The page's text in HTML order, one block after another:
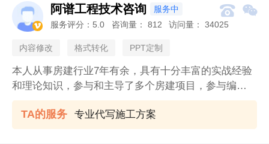

阿谱工程技术咨询 服务中  
服务评分： 5.0 咨询量： 812 访问量： 34025
内容修改 格式转化 PPT定制
本人从事房建行业7年有余，具有十分丰富的实战经验
和理论知识，参与和主导了多个房建项目，参与编制
了多个A类方案，例项目管理策划、施工组织设计、超
危大方案等等。
TA的服务 专业代写施工方案